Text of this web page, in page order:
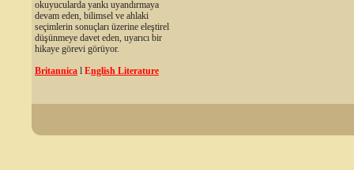
okuyucularda yankı uyandırmaya
devam eden, bilimsel ve ahlaki
seçimlerin sonuçları üzerine eleştirel
düşünmeye davet eden, uyarıcı bir
hikaye görevi görüyor.
Britannica l English Literature